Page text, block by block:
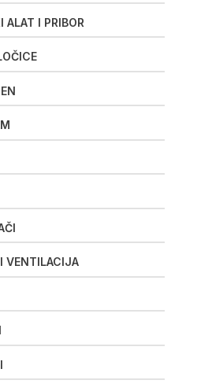
ALAT I PRIBOR
VENTILACIJA